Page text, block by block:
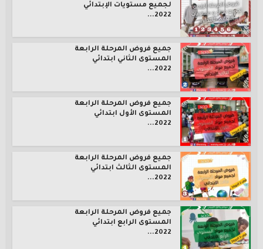
لجميع مستويات الإبتدائي
2022...
جميع فروض المرحلة الرابعة
المستوى الثاني ابتدائي
2022...
جميع فروض المرحلة الرابعة
المستوى الأول ابتدائي
2022...
جميع فروض المرحلة الرابعة
المستوى الثالث ابتدائي
2022...
جميع فروض المرحلة الرابعة
المستوى الرابع ابتدائي
2022...